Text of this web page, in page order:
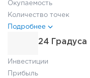
Окупаемость
Количество точек
Подробнее
24 Градуса
Инвестиции
Прибыль